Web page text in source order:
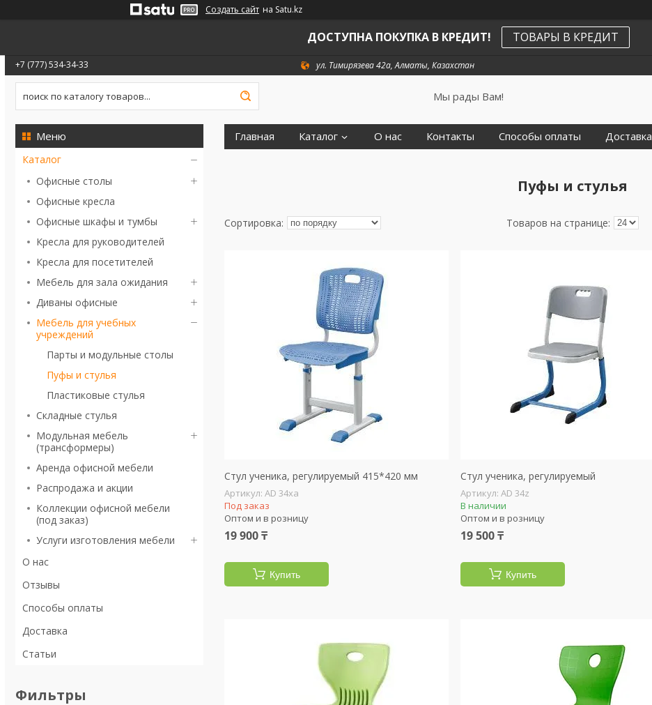
Создать сайт на Satu.kz
ДОСТУПНА ПОКУПКА В КРЕДИТ! ТОВАРЫ В КРЕДИТ
+7 (777) 534-34-33 ул. Тимирязева 42а, Алматы, Казахстан
Мы рады Вам!
Каталог
Офисные столы
Офисные кресла
Офисные шкафы и тумбы
Кресла для руководителей
Кресла для посетителей
Мебель для зала ожидания
Диваны офисные
Мебель для учебных
учреждений
Парты и модульные столы
Пуфы и стулья
Пластиковые стулья
Складные стулья
Модульная мебель
(трансформеры)
Аренда офисной мебели
Распродажа и акции
Коллекции офисной мебели
(под заказ)
Услуги изготовления мебели
О нас
Отзывы
Способы оплаты
Доставка
Статьи
Фильтры
Главная Каталог О нас Контакты Способы оплаты Доставка
Пуфы и стулья
Стул ученика, регулируемый 415*420 мм
AD 34xa
Под заказ
Оптом и в розницу
19 900 ₸
Купить
Стул ученика, регулируемый
AD 34z
В наличии
Оптом и в розницу
19 500 ₸
Купить